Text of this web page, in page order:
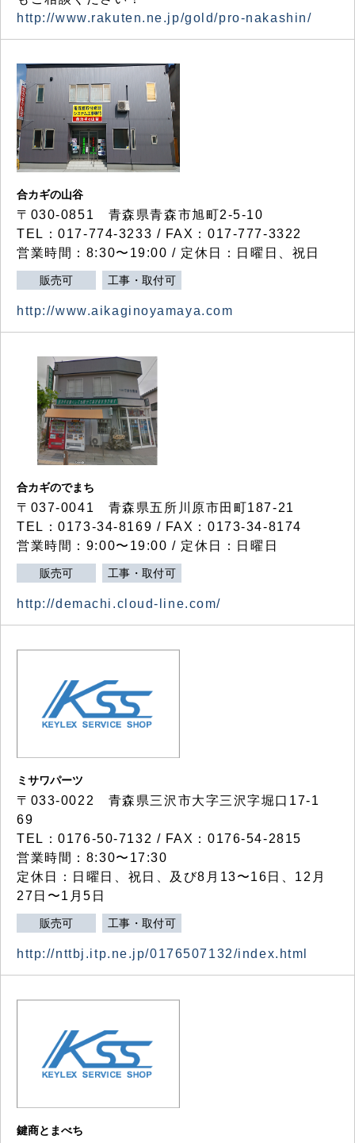
http://www.rakuten.ne.jp/gold/pro-nakashin/
合カギの山谷
〒030-0851 青森県青森市旭町2-5-10
TEL：017-774-3233 / FAX：017-777-3322
営業時間：8:30〜19:00 / 定休日：日曜日、祝日
販売可 工事・取付可
http://www.aikaginoyamaya.com
合カギのでまち
〒037-0041 青森県五所川原市田町187-21
TEL：0173-34-8169 / FAX：0173-34-8174
営業時間：9:00〜19:00 / 定休日：日曜日
販売可 工事・取付可
http://demachi.cloud-line.com/
ミサワパーツ
〒033-0022 青森県三沢市大字三沢字堀口17-1
69
TEL：0176-50-7132 / FAX：0176-54-2815
営業時間：8:30〜17:30
定休日：日曜日、祝日、及び8月13〜16日、12月
27日〜1月5日
販売可 工事・取付可
http://nttbj.itp.ne.jp/0176507132/index.html
鍵商とまべち